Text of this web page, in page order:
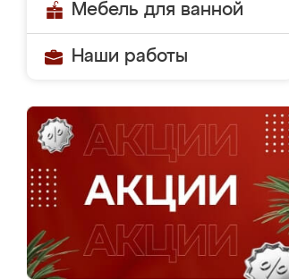
Мебель для ванной
Наши работы